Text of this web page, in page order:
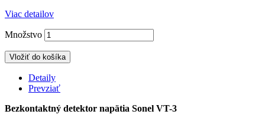
Viac detailov
Množstvo
Vložiť do košíka
Detaily
Prevziať
Bezkontaktný detektor napätia Sonel VT-3